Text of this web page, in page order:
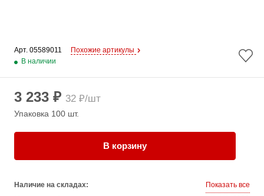
Арт. 05589011
Похожие артикулы
В наличии
3 233 ₽ 32 ₽/шт
Упаковка 100 шт.
В корзину
Наличие на складах:
Показать все